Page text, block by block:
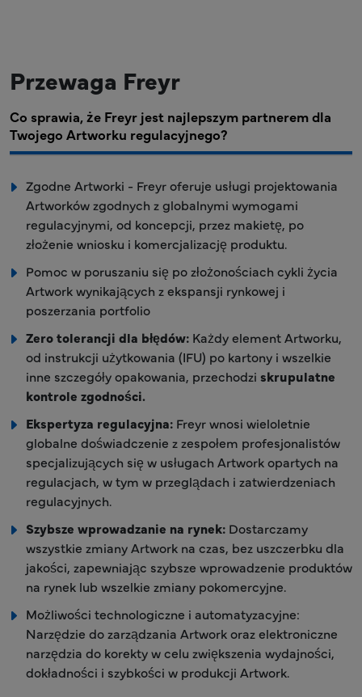
Przewaga Freyr
Co sprawia, że Freyr jest najlepszym partnerem dla
Twojego Artworku regulacyjnego?
Zgodne Artworki - Freyr oferuje usługi projektowania
Artworków zgodnych z globalnymi wymogami
regulacyjnymi, od koncepcji, przez makietę, po
złożenie wniosku i komercjalizację produktu.
Pomoc w poruszaniu się po złożonościach cykli życia
Artwork wynikających z ekspansji rynkowej i
poszerzania portfolio
Zero tolerancji dla błędów: Każdy element Artworku,
od instrukcji użytkowania (IFU) po kartony i wszelkie
inne szczegóły opakowania, przechodzi skrupulatne
kontrole zgodności.
Ekspertyza regulacyjna: Freyr wnosi wieloletnie
globalne doświadczenie z zespołem profesjonalistów
specjalizujących się w usługach Artwork opartych na
regulacjach, w tym w przeglądach i zatwierdzeniach
regulacyjnych.
Szybsze wprowadzanie na rynek: Dostarczamy
wszystkie zmiany Artwork na czas, bez uszczerbku dla
jakości, zapewniając szybsze wprowadzenie produktów
na rynek lub wszelkie zmiany pokomercyjne.
Możliwości technologiczne i automatyzacyjne:
Narzędzie do zarządzania Artwork oraz elektroniczne
narzędzia do korekty w celu zwiększenia wydajności,
dokładności i szybkości w produkcji Artwork.